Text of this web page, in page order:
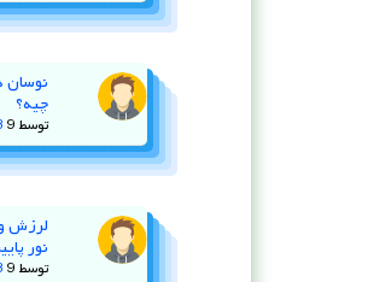
چیه؟
توسط 9 ماه پیش
لرزش و
نور
توسط 9 ماه پیش